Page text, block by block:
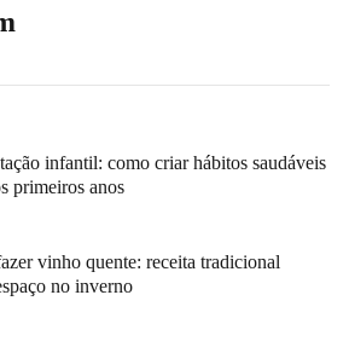
infantil: como criar hábitos saudáveis
primeiros anos
vinho quente: receita tradicional
no inverno